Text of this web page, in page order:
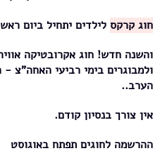
חוג קרקס לילדים יתחיל ביום ראשון ה
והשנה חדש! חוג אקרובטיקה
הערב..
אין צורך בנסיון קודם.
ההרשמה לחוגים תפתח באוגוסט